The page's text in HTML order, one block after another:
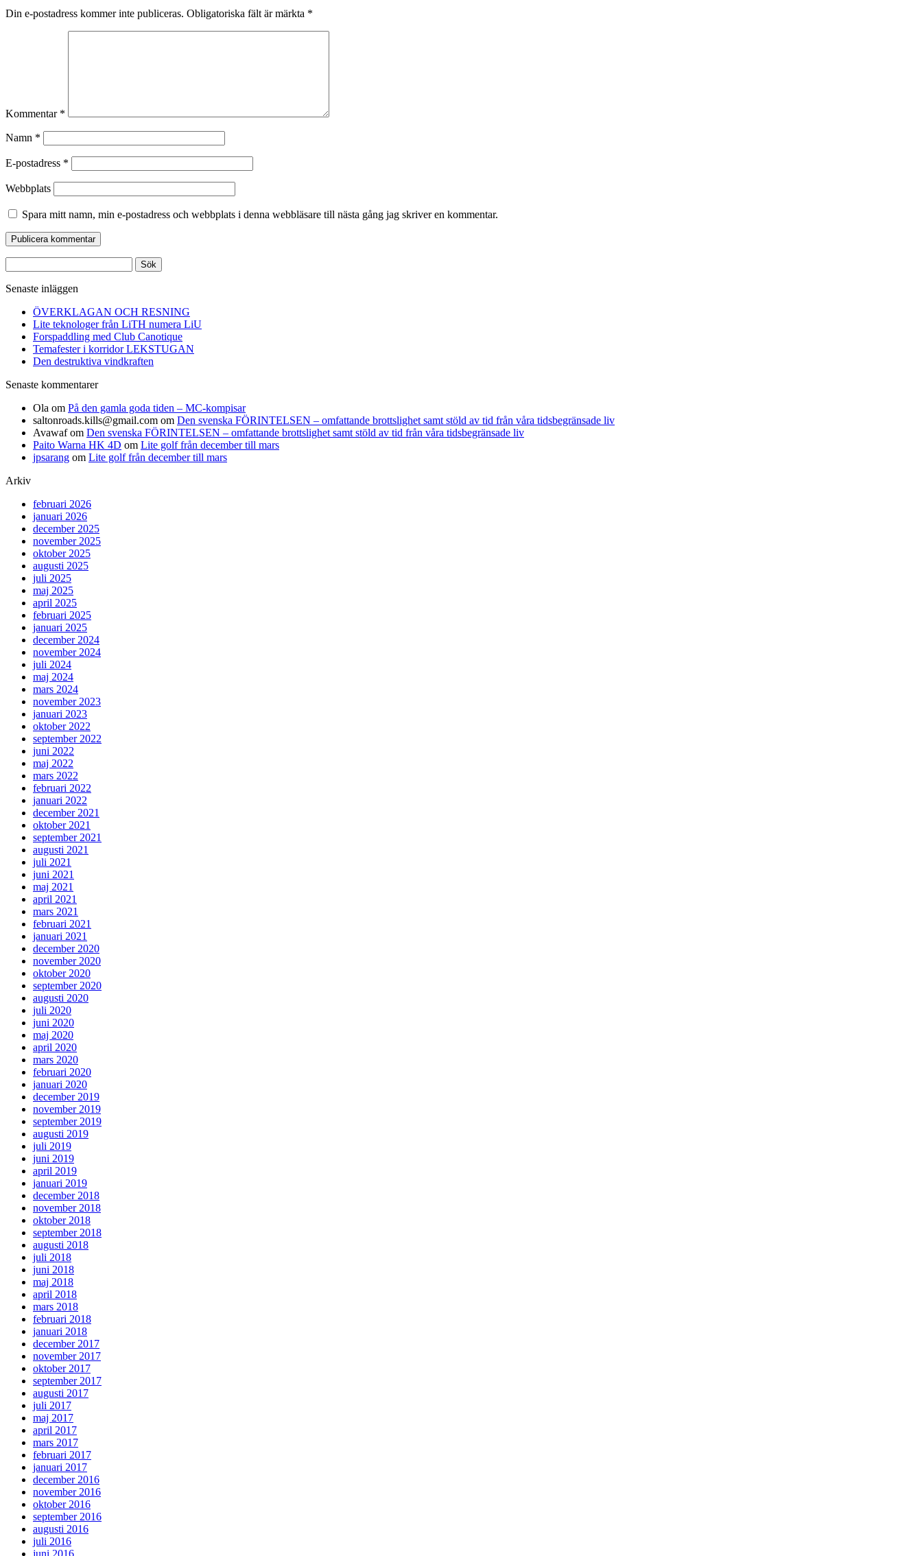
Din e-postadress kommer inte publiceras. Obligatoriska fält är märkta *
Kommentar *
Namn *
E-postadress *
Webbplats
Spara mitt namn, min e-postadress och webbplats i denna webbläsare till nästa gång jag skriver en kommentar.
efter:
Senaste inläggen
ÖVERKLAGAN OCH RESNING
Lite teknologer från LiTH numera LiU
Forspaddling med Club Canotique
Temafester i korridor LEKSTUGAN
Den destruktiva vindkraften
Senaste kommentarer
Ola om På den gamla goda tiden – MC-kompisar
saltonroads.kills@gmail.com om Den svenska FÖRINTELSEN – omfattande brottslighet samt stöld av tid från våra tidsbegränsade liv
Avawafom Den svenska FÖRINTELSEN – omfattande brottslighet samt stöld av tid från våra tidsbegränsade liv
Paito Warna HK 4D om Lite golf från december till mars
jpsarang om Lite golf från december till mars
Arkiv
februari 2026
januari 2026
december 2025
november 2025
oktober 2025
augusti 2025
juli 2025
maj 2025
april 2025
februari 2025
januari 2025
december 2024
november 2024
juli 2024
maj 2024
mars 2024
november 2023
januari 2023
oktober 2022
september 2022
juni 2022
maj 2022
mars 2022
februari 2022
januari 2022
december 2021
oktober 2021
september 2021
augusti 2021
juli 2021
juni 2021
maj 2021
april 2021
mars 2021
februari 2021
januari 2021
december 2020
november 2020
oktober 2020
september 2020
augusti 2020
juli 2020
juni 2020
maj 2020
april 2020
mars 2020
februari 2020
januari 2020
december 2019
november 2019
september 2019
augusti 2019
juli 2019
juni 2019
april 2019
januari 2019
december 2018
november 2018
oktober 2018
september 2018
augusti 2018
juli 2018
juni 2018
maj 2018
april 2018
mars 2018
februari 2018
januari 2018
december 2017
november 2017
oktober 2017
september 2017
augusti 2017
juli 2017
maj 2017
april 2017
mars 2017
februari 2017
januari 2017
december 2016
november 2016
oktober 2016
september 2016
augusti 2016
juli 2016